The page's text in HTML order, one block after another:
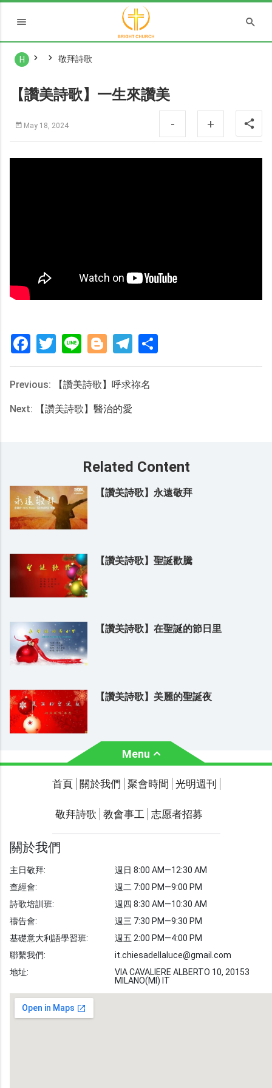
H 敬拜詩歌
【讚美詩歌】一生來讚美
May 18, 2024 - +
FacebookTwitter Line Blogger Telegram
Previous: 【讚美詩歌】呼求祢名
Next: 【讚美詩歌】醫治的愛
Related Content
【讚美詩歌】永遠敬拜
【讚美詩歌】聖誕歡騰
【讚美詩歌】在聖誕的節日里
【讚美詩歌】美麗的聖誕夜
Menu
關於我們 聚會時間
光明週刊 學習聖經
聖經故事
敬拜詩歌 圖庫
聖經金句
教會事工 志愿者招募
首頁 關於我們 聚會時間 光明週刊
敬拜詩歌 教會事工 志愿者招募
關於我們
主日敬拜:
查經會:
詩歌培訓班:
禱告會:
基礎意大利語學習班:
聯繫我們:
地址:
週日 8:00 AM—12:30 AM
週二 7:00 PM—9:00 PM
週四 8:30 AM—10:30 AM
週三 7:30 PM—9:30 PM
週五 2:00 PM—4:00 PM
it.chiesadellaluce@gmail.com
VIA CAVALIERE ALBERTO 10, 20153
MILANO(MI) IT